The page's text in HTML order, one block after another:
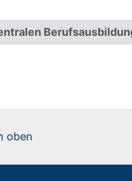
oben